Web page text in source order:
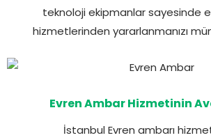
teknoloji ekipmanlar sayesinde
hizmetlerinden yararlanmanızı
Evren Ambar Hizmetinin
İstanbul Evren ambarı